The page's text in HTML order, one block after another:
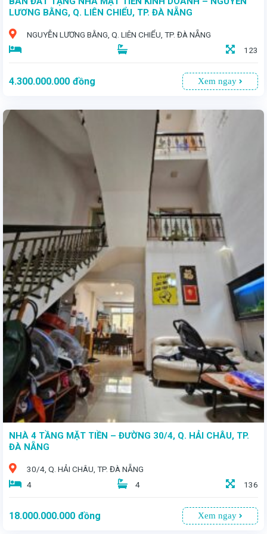
LƯƠNG BẰNG, Q. LIÊN CHIỂU, TP. ĐÀ NẴNG
NGUYỄN LƯƠNG BẰNG, Q. LIÊN CHIỂU, TP. ĐÀ NẴNG
123
4.300.000.000 đồng Xem ngay
NHÀ 4 TẦNG MẶT TIỀN – ĐƯỜNG 30/4, Q. HẢI CHÂU, TP.
ĐÀ NẴNG
30/4, Q. HẢI CHÂU, TP. ĐÀ NẴNG
4
4 136
18.000.000.000 đồng Xem ngay